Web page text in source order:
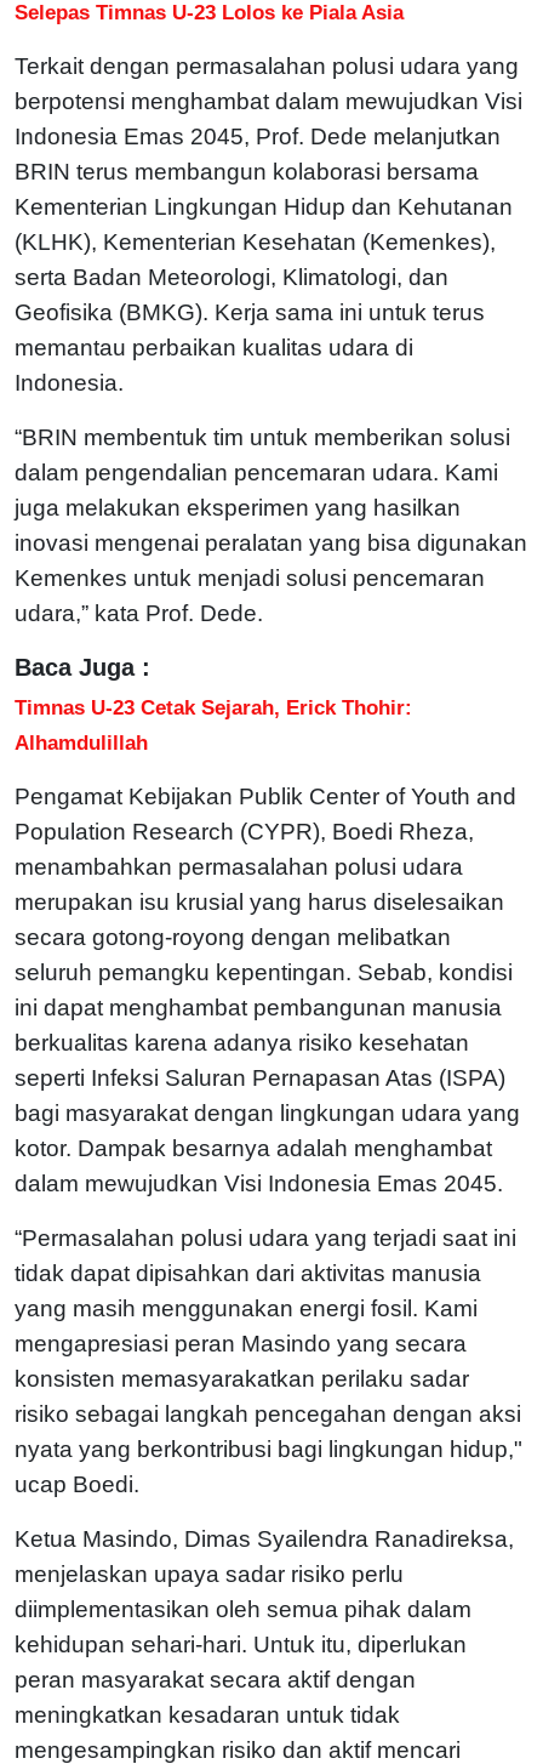
Selepas Timnas U-23 Lolos ke Piala Asia
Terkait dengan permasalahan polusi udara yang
berpotensi menghambat dalam mewujudkan Visi
Indonesia Emas 2045, Prof. Dede melanjutkan
BRIN terus membangun kolaborasi bersama
Kementerian Lingkungan Hidup dan Kehutanan
(KLHK), Kementerian Kesehatan (Kemenkes),
serta Badan Meteorologi, Klimatologi, dan
Geofisika (BMKG). Kerja sama ini untuk terus
memantau perbaikan kualitas udara di
Indonesia.
“BRIN membentuk tim untuk memberikan solusi
dalam pengendalian pencemaran udara. Kami
juga melakukan eksperimen yang hasilkan
inovasi mengenai peralatan yang bisa digunakan
Kemenkes untuk menjadi solusi pencemaran
udara,” kata Prof. Dede.
Baca Juga :
Timnas U-23 Cetak Sejarah, Erick Thohir:
Alhamdulillah
Pengamat Kebijakan Publik Center of Youth and
Population Research (CYPR), Boedi Rheza,
menambahkan permasalahan polusi udara
merupakan isu krusial yang harus diselesaikan
secara gotong-royong dengan melibatkan
seluruh pemangku kepentingan. Sebab, kondisi
ini dapat menghambat pembangunan manusia
berkualitas karena adanya risiko kesehatan
seperti Infeksi Saluran Pernapasan Atas (ISPA)
bagi masyarakat dengan lingkungan udara yang
kotor. Dampak besarnya adalah menghambat
dalam mewujudkan Visi Indonesia Emas 2045.
“Permasalahan polusi udara yang terjadi saat ini
tidak dapat dipisahkan dari aktivitas manusia
yang masih menggunakan energi fosil. Kami
mengapresiasi peran Masindo yang secara
konsisten memasyarakatkan perilaku sadar
risiko sebagai langkah pencegahan dengan aksi
nyata yang berkontribusi bagi lingkungan hidup,"
ucap Boedi.
Ketua Masindo, Dimas Syailendra Ranadireksa,
menjelaskan upaya sadar risiko perlu
diimplementasikan oleh semua pihak dalam
kehidupan sehari-hari. Untuk itu, diperlukan
peran masyarakat secara aktif dengan
meningkatkan kesadaran untuk tidak
mengesampingkan risiko dan aktif mencari